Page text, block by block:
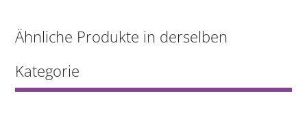
Ähnliche Produkte in derselben
Kategorie